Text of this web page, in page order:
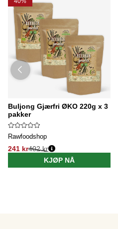
Buljong Gjærfri ØKO 220g x 3
pakker
Rawfoodshop
241 kr402 kr
KJØP NÅ